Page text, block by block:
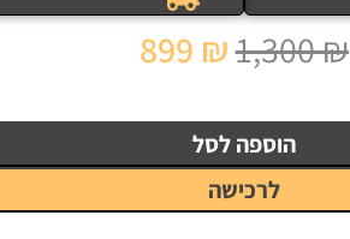
הוספה לסל
לרכישה
1,300₪
899 ₪